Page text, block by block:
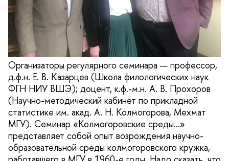
Организаторы регулярного семинара — профессор,
д.ф.н. Е. В. Казарцев (Школа филологических наук
ФГН НИУ ВШЭ); доцент, к.ф.-м.н. А. В. Прохоров
(Научно-методический кабинет по прикладной
статистике им. акад. А. Н. Колмогорова, Мехмат
МГУ). Семинар «Колмогоровские среды…»
представляет собой опыт возрождения научно-
образовательной среды колмогоровского кружка,